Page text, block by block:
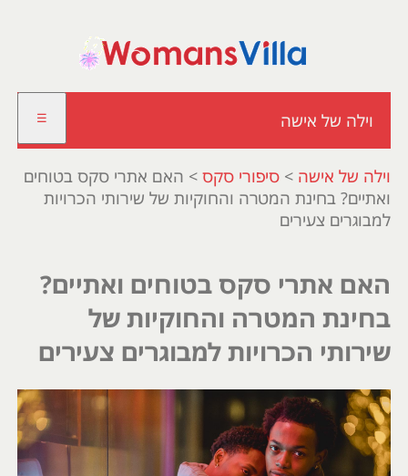
וילה של אישה ☰
וילה של אישה > סיפורי סקס > האם אתרי סקס בטוחים
ואתיים? בחינת המטרה והחוקיות של שירותי הכרויות
למבוגרים צעירים
האם אתרי סקס בטוחים ואתיים?
בחינת המטרה והחוקיות של
שירותי הכרויות למבוגרים צעירים